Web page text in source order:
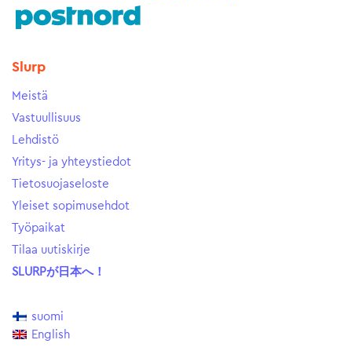
Slurp
Meistä
Vastuullisuus
Lehdistö
Yritys- ja yhteystiedot
Tietosuojaseloste
Yleiset sopimusehdot
Työpaikat
Tilaa uutiskirje
SLURPが日本へ！
suomi
English